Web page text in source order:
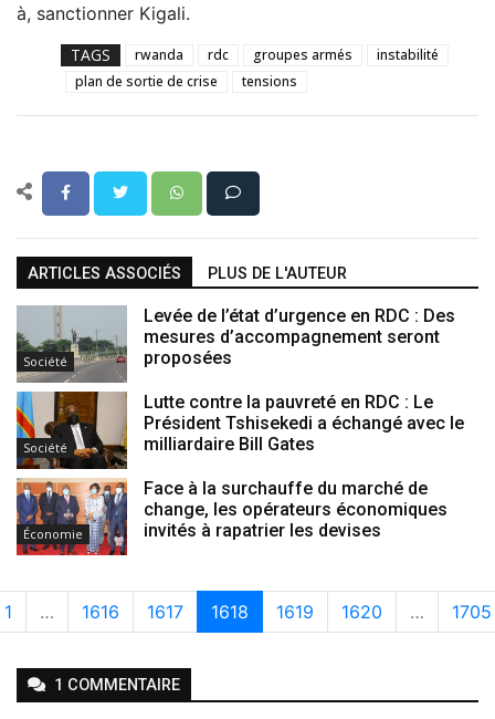
à, sanctionner Kigali.
TAGS rwanda rdc groupes armés
instabilité
plan de sortie de crise
tensions
ARTICLES ASSOCIÉS PLUS DE L'AUTEUR
Société
Levée de l’état d’urgence en RDC : Des
mesures d’accompagnement seront
proposées
Société
Lutte contre la pauvreté en RDC : Le
Président Tshisekedi a échangé avec le
milliardaire Bill Gates
Économie
Face à la surchauffe du marché de
change, les opérateurs économiques
invités à rapatrier les devises
1 … 1616 1617 1618 1619 1620 … 1705
1 COMMENTAIRE